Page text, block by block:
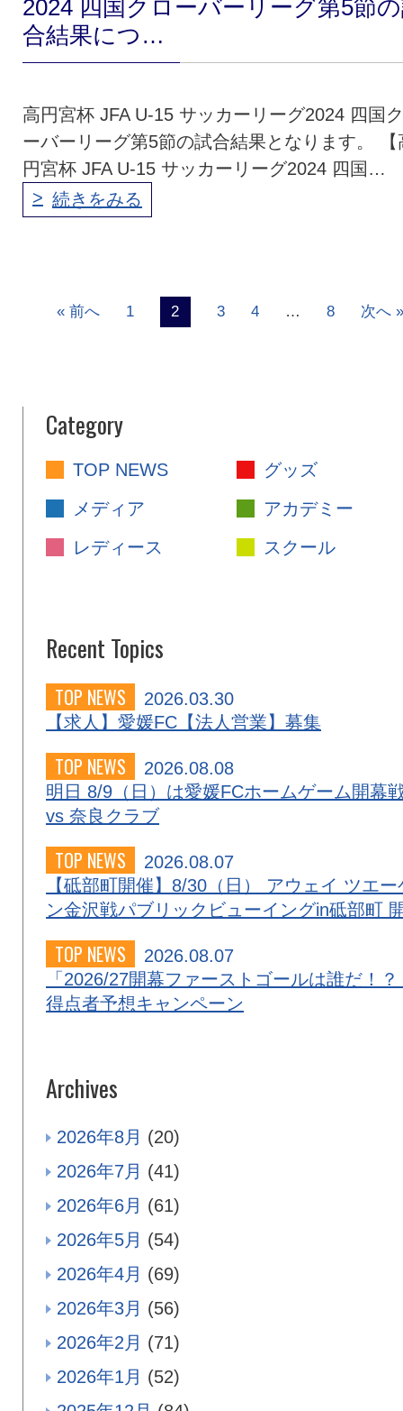
2024 四国クローバーリーグ第5節
合結果につ…
高円宮杯 JFA U-15 サッカーリーグ2024 四国
ーバーリーグ第5節の試合結果となります。 【
円宮杯 JFA U-15 サッカーリーグ2024 四国…
続きをみる
« 前へ 1 2 3 4 … 8 次へ »
Category
TOP NEWS
グッズ
メディア
アカデミー
レディース
スクール
Recent Topics
TOP NEWS
2026.03.30
【求人】愛媛FC【法人営業】募集
TOP NEWS
2026.08.08
明日 8/9（日）は愛媛FCホームゲーム開幕
vs 奈良クラブ
TOP NEWS
2026.08.07
【砥部町開催】8/30（日） アウェイ ツエー
ン金沢戦パブリックビューイングin砥部町
TOP NEWS
2026.08.07
「2026/27開幕ファーストゴールは誰だ！？
得点者予想キャンペーン
Archives
2026年8月 (20)
2026年7月 (41)
2026年6月 (61)
2026年5月 (54)
2026年4月 (69)
2026年3月 (56)
2026年2月 (71)
2026年1月 (52)